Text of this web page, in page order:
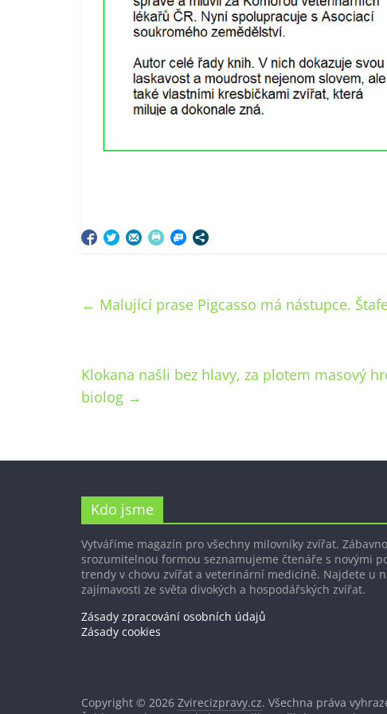
← Malující prase Pigcasso má nástupce.
Klokana našli bez hlavy, za plotem masový
biolog →
Kdo jsme
Vytváříme magazín pro všechny milovníky zvířat.
srozumitelnou formou seznamujeme čtenáře s novými
trendy v chovu zvířat a veterinární medicíně. Najdete u
zajímavosti ze světa divokých a hospodářských zvířat.
Zásady zpracování osobních údajů
Zásady cookies
Copyright © 2026 Zvirecizpravy.cz. Všechna práva